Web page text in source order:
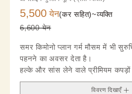
5,500 येन(कर सहित)~व्यक्ति
6,600 येन
समर किमोनो प्लान गर्म मौसम में भी
पहनने का अवसर देता है।
हल्के और सांस लेने वाले प्रीमियम
और आराम देता है, इसलिए गर्मियों की
विवरण दिखाएँ